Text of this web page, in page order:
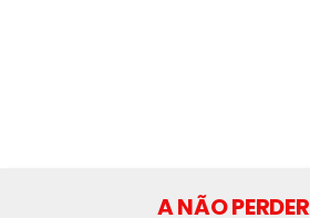
A NÃO PERDER